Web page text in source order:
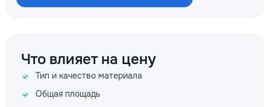
Что влияет на цену
Тип и качество материала
Общая площадь